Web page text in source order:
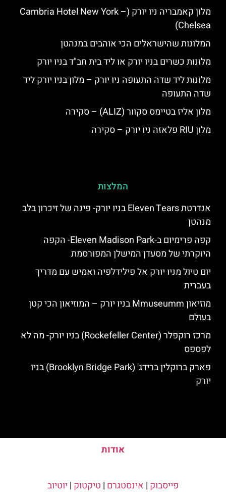
מלון קאמבריה ניו יורק (Cambria Hotel New York –
Chelsea)
המלונות שהישראלים הכי אוהבים במנהטן
מלונות כשרים בניו יורק או ליד בית חב"ד בניו יורק
מלונות ליד שדה התעופה ניו יורק – מלון בניו יורק ליד
שדה התעופה
מלון אליז בטיימס סקוור (ALIZ) – סקירה
מלון RIU פלאזה ניו יורק – סקירה
המלצות
אנדרטת Eleven Tears בניו יורק- פינה של זיכרון בלב
מנהטן
קפה פרימיום ב-Eleven Madison Park- הקפה
היוקרתי של מסעדן המישלן המפורסמת
יום טיול מניו יורק אל פילידלפיה ואמיש עם מדריך
בעברית
מוזיאון Mmuseumm בניו יורק – המוזיאון הכי קטן
בעולם
מרכז רוקפלר (Rockefeller Center) בניו יורק- מה לא
לפספס
פארק ברוקלין ברידג' (Brooklyn Bridge Park) בניו
יורק
אודות
פייסבוק | אינסטגרם | טיקטוק | יוטיוב